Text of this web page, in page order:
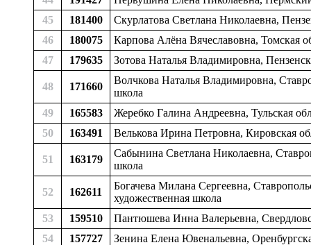
45
181400
Скурлатова Светлана Николаевна,
46
180075
Карпова Алёна Вячеславовна, Томская
47
179635 Зотова Наталья Владимировна,
48 171660
Волчкова Наталья Владимировна,
школа
49
165583
Жеребко Галина Андреевна, Тульская
50
163491 Велькова Ирина Петровна, Кировская
51 163179
Сабынина Светлана Николаевна,
школа
52 162611
Богачева Милана Сергеевна,
художественная школа
53
159510
Пантюшева Инна Валерьевна,
54
157727
Зенина Елена Ювенальевна,